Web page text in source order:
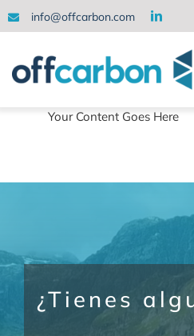
info@offcarbon.com
QUIÉNES SOMOS
NUESTRO EQUIPO
Your Content Goes Here
¿Tienes